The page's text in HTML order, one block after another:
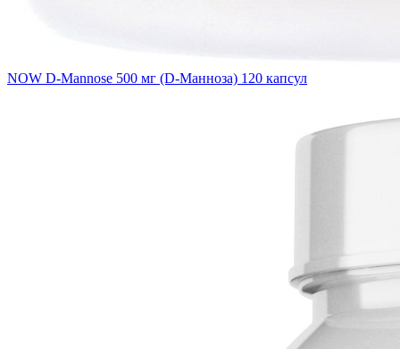
NOW D-Mannose 500 мг (D-Манноза) 120 капсул